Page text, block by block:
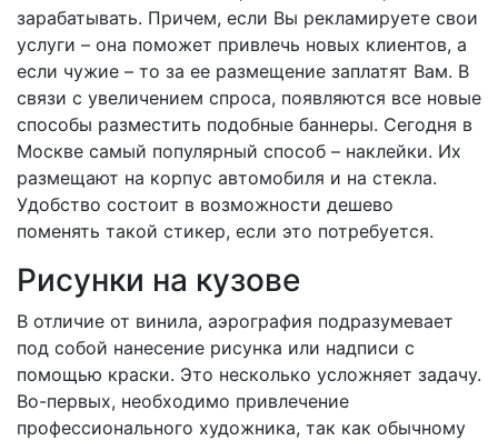
зарабатывать. Причем, если Вы рекламируете свои
услуги – она поможет привлечь новых клиентов, а
если чужие – то за ее размещение заплатят Вам. В
связи с увеличением спроса, появляются все новые
способы разместить подобные баннеры. Сегодня в
Москве самый популярный способ – наклейки. Их
размещают на корпус автомобиля и на стекла.
Удобство состоит в возможности дешево
поменять такой стикер, если это потребуется.
Рисунки на кузове
В отличие от винила, аэрография подразумевает
под собой нанесение рисунка или надписи с
помощью краски. Это несколько усложняет задачу.
Во-первых, необходимо привлечение
профессионального художника, так как обычному